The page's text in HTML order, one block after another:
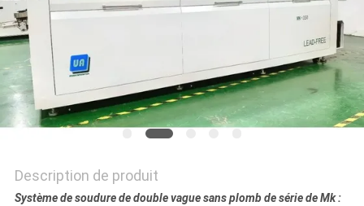
PRIVACY
POLICY
Description de produit
Système de soudure de double vague sans plomb de série de Mk :